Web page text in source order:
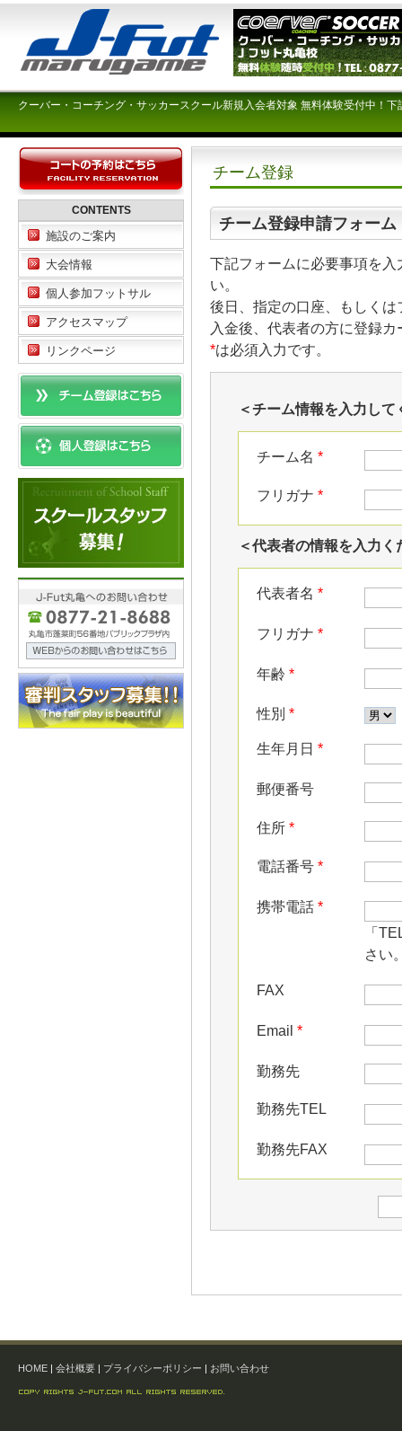
クーバー・コーチング・サッカースクール新規入会者対象 無料体験受付中！
チーム登録
チーム登録申請フォーム
下記フォームに必要事項を
い。
後日、指定の口座、もしく
入金後、代表者の方に登録
*は必須入力です。
＜チーム情報を入力して
チーム名 *
フリガナ *
＜代表者の情報を入力く
代表者名 *
フリガナ *
年齢 *
性別 *
生年月日 *
郵便番号
住所 *
電話番号 *
携帯電話 *
「
さい
FAX
Email *
勤務先
勤務先TEL
勤務先FAX
CONTENTS
施設のご案内
大会情報
個人参加フットサル
アクセスマップ
リンクページ
HOME 会社概要 プライバシーポリシー お問い合わせ